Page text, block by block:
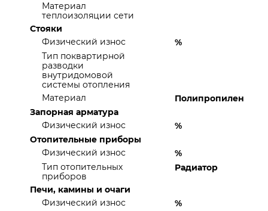
Материал
теплоизоляции сети
Стояки
Физический износ
%
Тип поквартирной
разводки
внутридомовой
системы отопления
Материал
Полипропилен
Запорная арматура
Физический износ
%
Отопительные приборы
Физический износ
%
Тип отопительных
приборов
Радиатор
Печи, камины и очаги
Физический износ
%